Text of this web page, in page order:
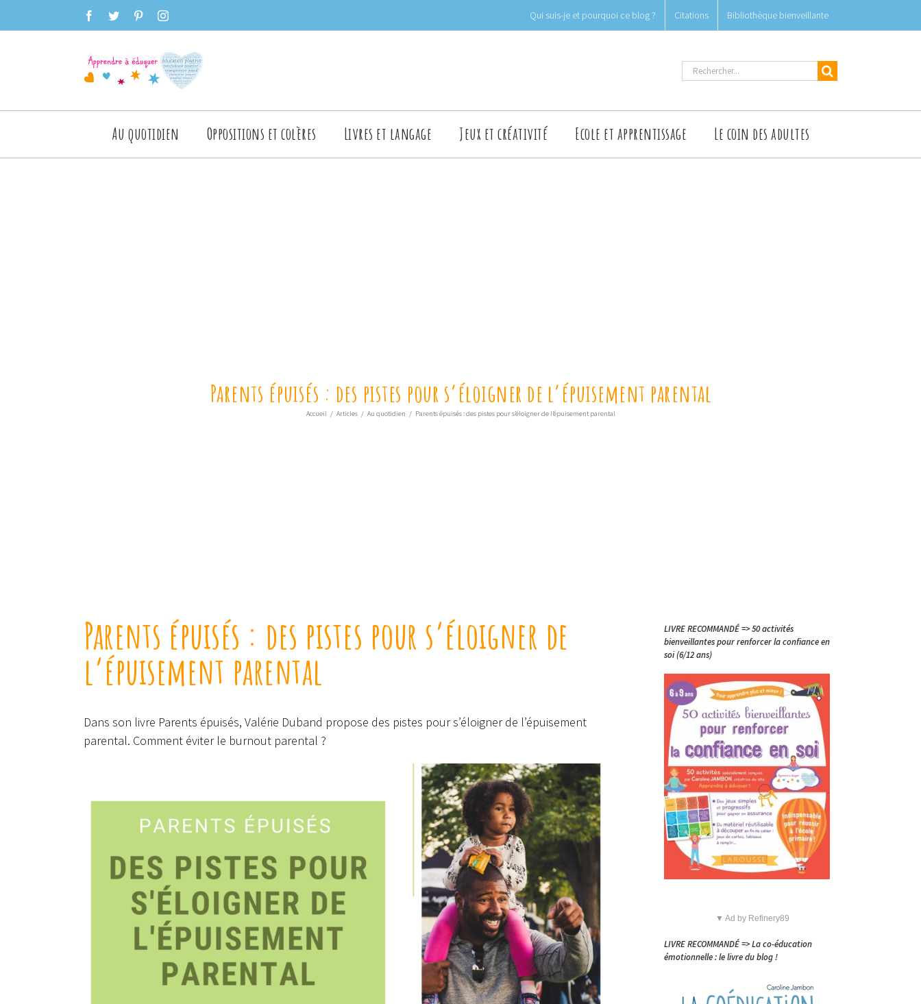
to
facebooktwitter pinterestinstagram Qui suis-je et pourquoi ce blog ? Citations Bibliothèque bienveillante
Rechercher
Rechercher
Au quotidien Oppositions et colères Livres et langage Jeux et créativité Ecole et apprentissage Le coin des adultes
Parents épuisés : des pistes pour s’éloigner de l’épuisement parental
Accueil / Articles / Au quotidien / Parents épuisés : des pistes pour s’éloigner de l’épuisement parental
Parents épuisés : des pistes pour s’éloigner de
l’épuisement parental
Dans son livre Parents épuisés, Valérie Duband propose des pistes pour s’éloigner de l’épuisement
parental. Comment éviter le burnout parental ?
LIVRE RECOMMANDÉ => 50 activités
bienveillantes pour renforcer la confiance en
soi (6/12 ans)
▼ Ad by Refinery89
LIVRE RECOMMANDÉ => La co-éducation
émotionnelle : le livre du blog !